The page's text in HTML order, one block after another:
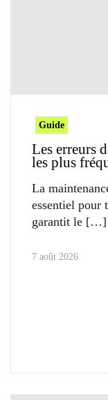
Guide
Les erreurs
les plus
La
essentiel pour
garantit le
7 août 2026